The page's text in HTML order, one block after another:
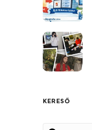
KERESŐ